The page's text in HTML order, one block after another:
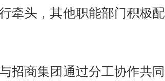
牵头，其他职能部门积极配
招商集团通过分工协作共